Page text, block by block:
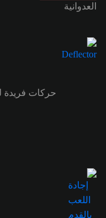
العدوانية
حركات فريدة